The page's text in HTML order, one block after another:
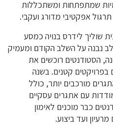
שמתפתחות ומשתכללות
אפקטיבי מדורג ועקבי.
שוליך לידרס בנויה כמסע
נבנה על השלב הקודם ומעמיק
הסטודנטים רוכשים את
בפרויקטים קטנים. בשנה
מורכבים יותר, כולל
עם אתגרים עסקיים
כבר מוכנים לאימון
ועד ביצוע.